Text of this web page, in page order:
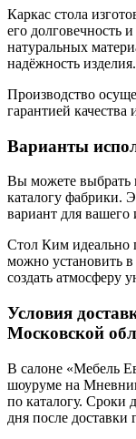
Каркас стола
его долговечность
натуральных
надёжность изделия.
Производство
гарантией качества
Варианты
Вы можете выбрать
каталогу фабрики.
вариант для вашего
Стол Ким идеально
можно установить
создать атмосферу
Условия
Московской
В салоне «Мебель
шоуруме на
по каталогу. Сроки
дня после доставки